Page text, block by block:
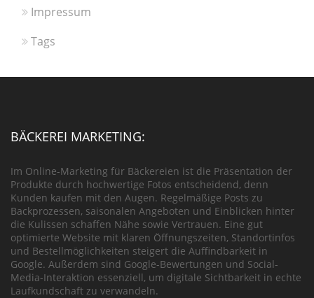
Impressum
Tags
BÄCKEREI MARKETING:
Im Online-Marketing für Bäckereien ist die Präsentation der
Produkte durch hochwertige Fotos entscheidend, denn
Kunden kaufen mit den Augen. Regelmäßige Posts zu
Backprozessen, saisonalen Angeboten und Einblicken hinter
die Kulissen schaffen Nähe sowie Vertrauen. Eine gut
optimierte Website mit klaren Öffnungszeiten, Standortinfos
und Bestellmöglichkeiten steigert die Auffindbarkeit in
Google. Außerdem sind Google-Bewertungen und Social-
Media-Interaktion essenziell, um digitale Sichtbarkeit in echte
Laufkundschaft zu verwandeln.